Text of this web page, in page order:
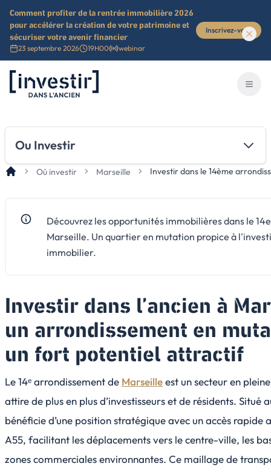
Comment profiter de la rentrée immobilière 2026
pour accélérer la création de votre patrimoine et
sécuriser votre avenir financier
23 septembre 2026 19H00 webinar
Inscrivez-vous
Investir dans l'ancien
Ou Investir
Où investir Marseille Investir dans le 14ème
Découvrez les opportunités immobilières dans le
Marseille. Un quartier en mutation propice à
immobilier.
Investir dans l’ancien à
un arrondissement en
un fort potentiel attractif
Le 14ᵉ arrondissement de Marseilleest un secteur en
attire de plus en plus d’investisseurs et de résidents. Situé
bénéficie d’une position stratégique avec un accès rapide
A55, facilitant les déplacements vers le centre-ville, les
zones commerciales environnantes. Ce maillage de